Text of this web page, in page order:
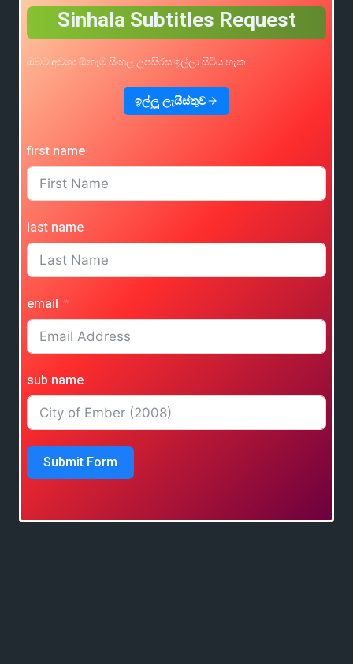
Sinhala Subtitles Request
ඔබට අවශ්‍ය ඕනෑම සිංහල උපසිරස ඉල්ලා සිටිය හැක
ඉල්ලූ ලැයිස්තුව
first name
last name
email
sub name
Submit Form